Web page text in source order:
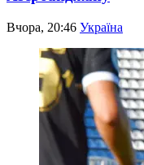
Вчора, 20:46 Україна